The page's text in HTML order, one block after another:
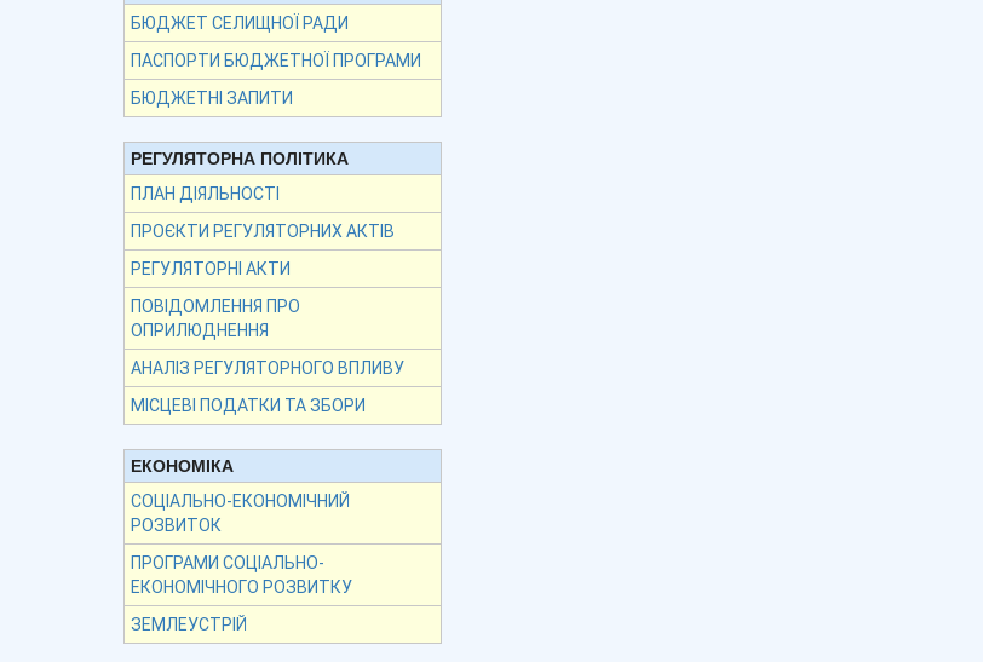
БЮДЖЕТ СЕЛИЩНОЇ РАДИ
ПАСПОРТИ БЮДЖЕТНОЇ ПРОГРАМИ
БЮДЖЕТНІ ЗАПИТИ
РЕГУЛЯТОРНА ПОЛІТИКА
ПЛАН ДІЯЛЬНОСТІ
ПРОЄКТИ РЕГУЛЯТОРНИХ АКТІВ
РЕГУЛЯТОРНІ АКТИ
ПОВІДОМЛЕННЯ ПРО
ОПРИЛЮДНЕННЯ
АНАЛІЗ РЕГУЛЯТОРНОГО ВПЛИВУ
МІСЦЕВІ ПОДАТКИ ТА ЗБОРИ
ЕКОНОМІКА
СОЦІАЛЬНО-ЕКОНОМІЧНИЙ
РОЗВИТОК
ПРОГРАМИ СОЦІАЛЬНО-
ЕКОНОМІЧНОГО РОЗВИТКУ
ЗЕМЛЕУСТРІЙ